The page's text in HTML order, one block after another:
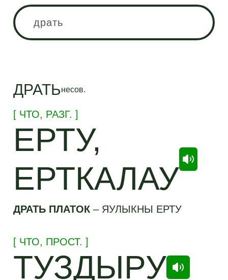
ДРАТЬнесов.
[ ЧТО, РАЗГ. ]
ЕРТУ,
ЕРТКАЛАУ
ДРАТЬ ПЛАТОК– ЯУЛЫКНЫ ЕРТУ
[ ЧТО, ПРОСТ. ]
ТУЗДЫРУ